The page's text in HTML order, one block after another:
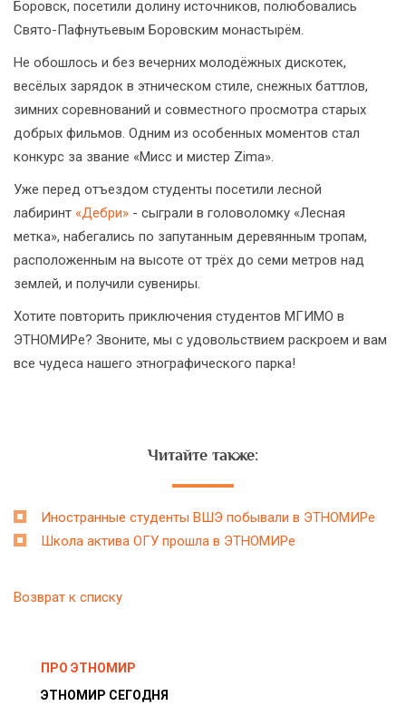
Боровск, посетили долину источников, полюбовались
Свято-Пафнутьевым Боровским монастырём.
Не обошлось и без вечерних молодёжных дискотек,
весёлых зарядок в этническом стиле, снежных баттлов,
зимних соревнований и совместного просмотра старых
добрых фильмов. Одним из особенных моментов стал
конкурс за звание «Мисс и мистер Zima».
Уже перед отъездом студенты посетили лесной
лабиринт «Дебри» - сыграли в головоломку «Лесная
метка», набегались по запутанным деревянным тропам,
расположенным на высоте от трёх до семи метров над
землей, и получили сувениры.
Хотите повторить приключения студентов МГИМО в
ЭТНОМИРе? Звоните, мы с удовольствием раскроем и вам
все чудеса нашего этнографического парка!
Читайте также:
Иностранные студенты ВШЭ побывали в ЭТНОМИРе
Школа актива ОГУ прошла в ЭТНОМИРе
Возврат к списку
ПРО ЭТНОМИР
ЭТНОМИР СЕГОДНЯ